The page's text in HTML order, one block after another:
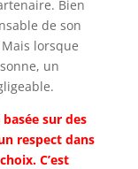
Bien
de son
lorsque
un
sur des
respect dans
C’est